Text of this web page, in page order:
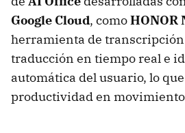
Google Cloud, comoHONOR
herramienta de transcripción
traducción en tiempo real e
automática del usuario, lo
productividad en